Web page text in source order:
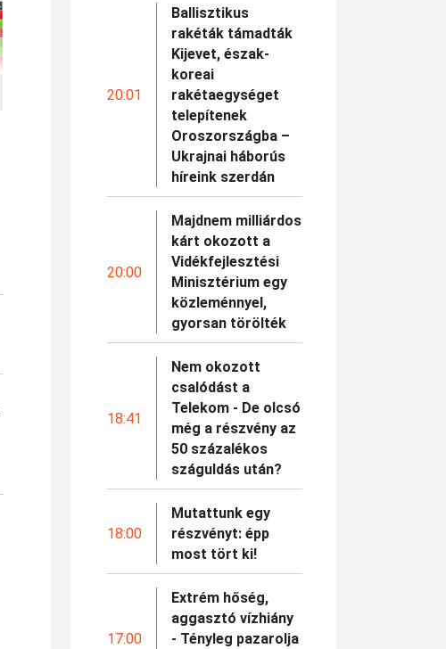
20:01
Ballisztikus
rakéták támadták
Kijevet, észak-
koreai
rakétaegységet
telepítenek
Oroszországba –
Ukrajnai háborús
híreink szerdán
20:00
Majdnem milliárdos
kárt okozott a
Vidékfejlesztési
Minisztérium egy
közleménnyel,
gyorsan törölték
18:41
Nem okozott
csalódást a
Telekom - De olcsó
még a részvény az
50 százalékos
száguldás után?
18:00
Mutattunk egy
részvényt: épp
most tört ki!
17:00
Extrém hőség,
aggasztó vízhiány
- Tényleg pazarolja